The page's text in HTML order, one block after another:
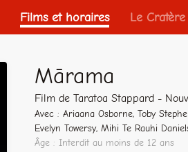
Films et horaires Le
Mārama
Film de Taratoa Stappard -
Avec : Ariaana Osborne, Toby
Evelyn Towersy, Mihi Te Rauhi
Âge : Interdit au moins de 12 ans